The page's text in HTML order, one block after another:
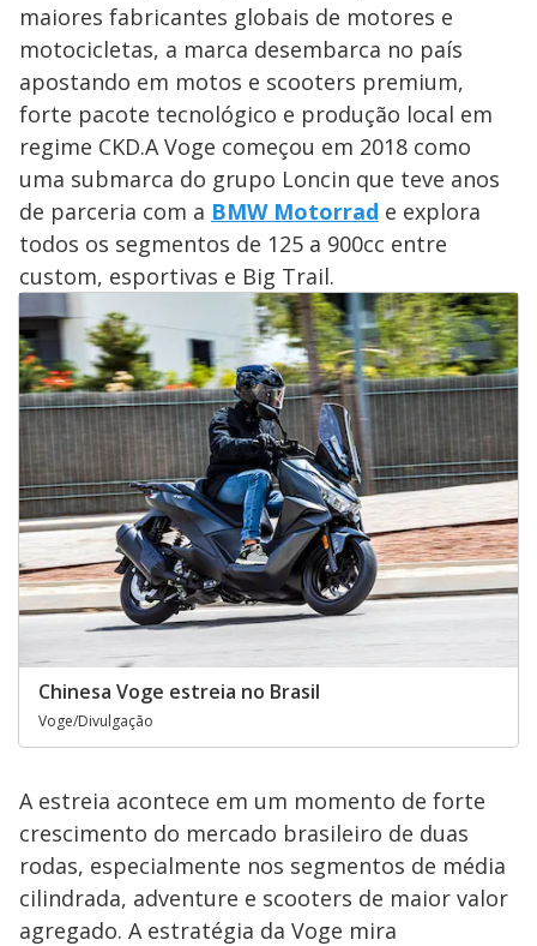
maiores fabricantes globais de motores e
motocicletas, a marca desembarca no país
apostando em motos e scooters premium,
forte pacote tecnológico e produção local em
regime CKD.A Voge começou em 2018 como
uma submarca do grupo Loncin que teve anos
de parceria com a BMW Motorrad e explora
todos os segmentos de 125 a 900cc entre
custom, esportivas e Big Trail.
Chinesa Voge estreia no Brasil
Voge/Divulgação
A estreia acontece em um momento de forte
crescimento do mercado brasileiro de duas
rodas, especialmente nos segmentos de média
cilindrada, adventure e scooters de maior valor
agregado. A estratégia da Voge mira